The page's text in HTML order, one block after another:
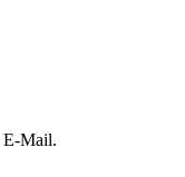
E-Mail.